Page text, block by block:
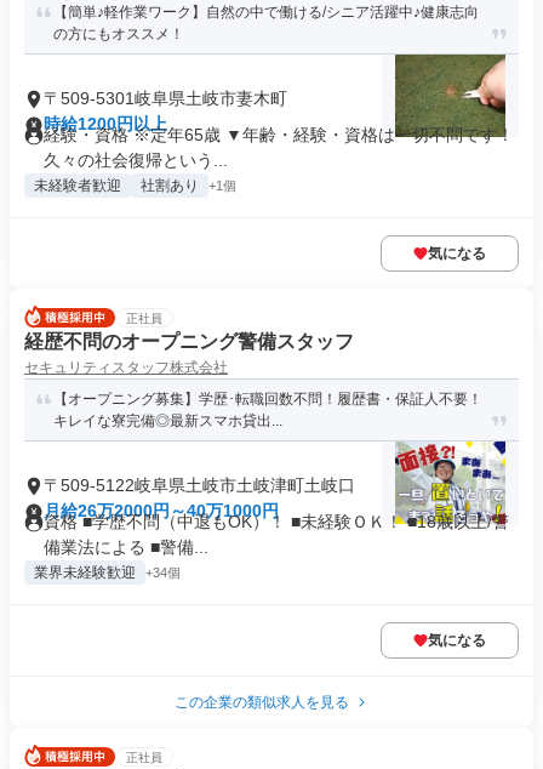
【簡単♪軽作業ワーク】自然の中で働ける/シニア活躍中♪健康志向
の方にもオススメ！
〒509-5301岐阜県土岐市妻木町
時給1200円以上
経験・資格 ※定年65歳 ▼年齢・経験・資格は一切不問です！
久々の社会復帰という...
未経験者歓迎 社割あり +1個
気になる
正社員
経歴不問のオープニング警備スタッフ
セキュリティスタッフ株式会社
【オープニング募集】学歴･転職回数不問！履歴書・保証人不要！
キレイな寮完備◎最新スマホ貸出...
〒509-5122岐阜県土岐市土岐津町土岐口
月給26万2000円～40万1000円
資格 ■学歴不問（中退もOK）！ ■未経験ＯＫ！ ■18歳以上/警
備業法による ■警備...
業界未経験歓迎 +34個
気になる
この企業の類似求人を見る
正社員